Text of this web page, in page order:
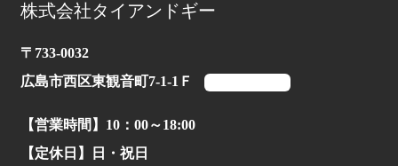
株式会社タイアンドギー
〒733-0032
広島市西区東観音町7-1-1Ｆ
【営業時間】10：00～18:00
【定休日】日・祝日